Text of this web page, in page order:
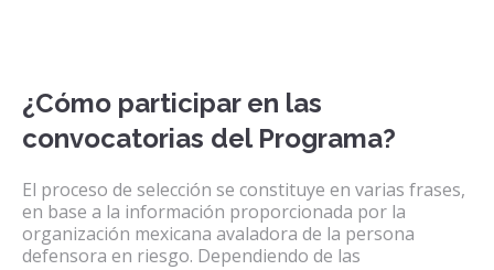
¿Cómo participar en las
convocatorias del Programa?
El proceso de selección se constituye en varias frases,
en base a la información proporcionada por la
organización mexicana avaladora de la persona
defensora en riesgo. Dependiendo de las